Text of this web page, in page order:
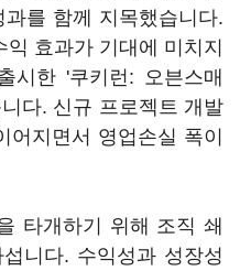
를 함께 지목했습니다.
효과가 기대에 미치지
시한 '쿠키런: 오븐스매
다. 신규 프로젝트 개발
지면서 영업손실 폭이
타개하기 위해 조직 쇄
니다. 수익성과 성장성